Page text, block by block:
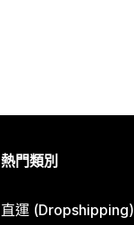
熱門類別
直運 (Dropshipping)